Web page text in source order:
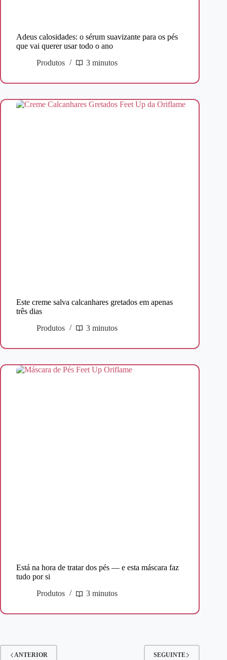
Adeus calosidades: o sérum suavizante para os pés
que vai querer usar todo o ano
Produtos
3 minutos
Este creme salva calcanhares gretados em apenas
três dias
Produtos
3 minutos
Está na hora de tratar dos pés — e esta máscara faz
tudo por si
Produtos
3 minutos
ANTERIOR SEGUINTE